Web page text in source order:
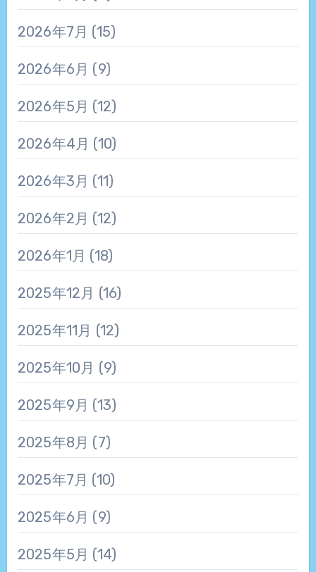
2026年7月 (15)
2026年6月 (9)
2026年5月 (12)
2026年4月 (10)
2026年3月 (11)
2026年2月 (12)
2026年1月 (18)
2025年12月 (16)
2025年11月 (12)
2025年10月 (9)
2025年9月 (13)
2025年8月 (7)
2025年7月 (10)
2025年6月 (9)
2025年5月 (14)